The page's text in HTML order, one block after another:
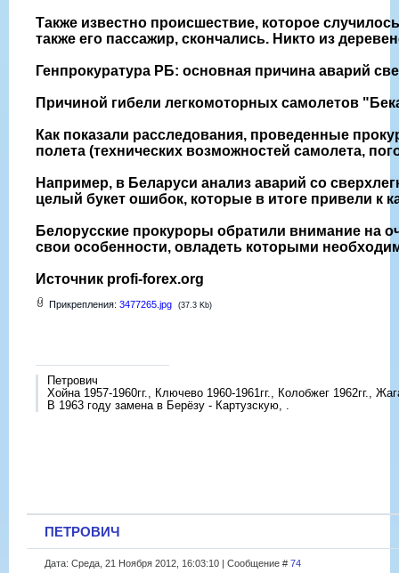
Также известно происшествие, которое
также его пассажир, скончались. Никто из
Генпрокуратура РБ: основная причина аварий
Причиной гибели легкомоторных самолетов
Как показали расследования, проведенные
полета (технических возможностей самолета,
Например, в Беларуси анализ аварий со
целый букет ошибок, которые в итоге привели к
Белорусские прокуроры обратили внимание на
свои особенности, овладеть которыми
Источник profi-forex.org
Прикрепления: 3477265.jpg (37.3 Kb)
Петрович
Хойна 1957-1960гг., Ключево 1960-1961гг., Колобжег 1962гг.,
В 1963 году замена в Берёзу - Картузскую, .
ПЕТРОВИЧ
Дата: Среда, 21 Ноября 2012, 16:03:10 | Сообщение # 74